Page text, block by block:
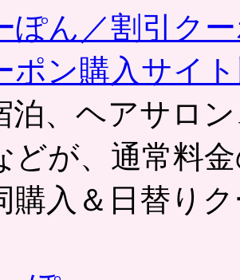
ぽん／割引ク
ポン購入サイ
泊、ヘアサロ
どが、通常料
購入＆日替り